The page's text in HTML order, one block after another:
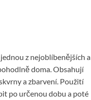
z nejoblíbenějších a
doma. Obsahují
a zbarvení. Použití
po určenou dobu a poté